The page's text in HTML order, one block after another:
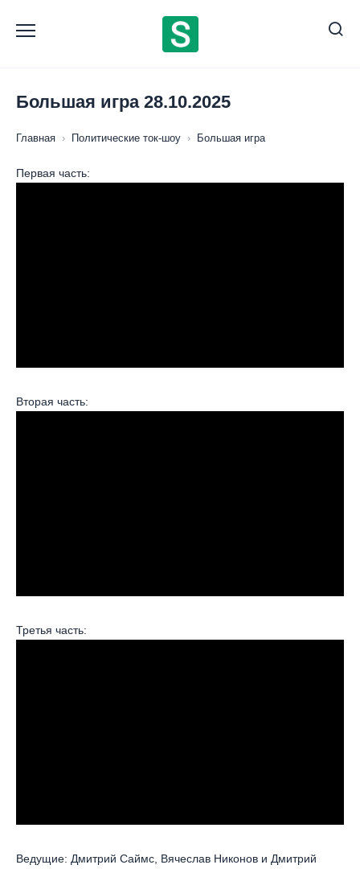
содержанию
Большая игра 28.10.2025
Главная › Политические ток-шоу › Большая игра
Первая часть:
Вторая часть:
Третья часть:
Ведущие: Дмитрий Саймс, Вячеслав Никонов и Дмитрий